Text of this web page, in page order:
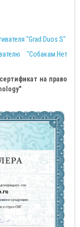
"Grad Duos S"
"Собакам.Нет
на право